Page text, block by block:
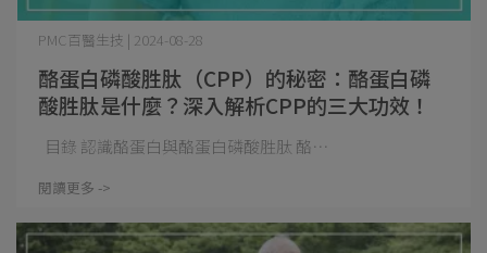
酪蛋白磷酸胜肽（CPP）的秘密：酪蛋白磷
酸胜肽是什麼？深入解析CPP的三大功效！
PMC百醫生技 | 2024-08-28
目錄 認識酪蛋白與酪蛋白磷酸胜肽 酪⋯
閱讀更多 ->